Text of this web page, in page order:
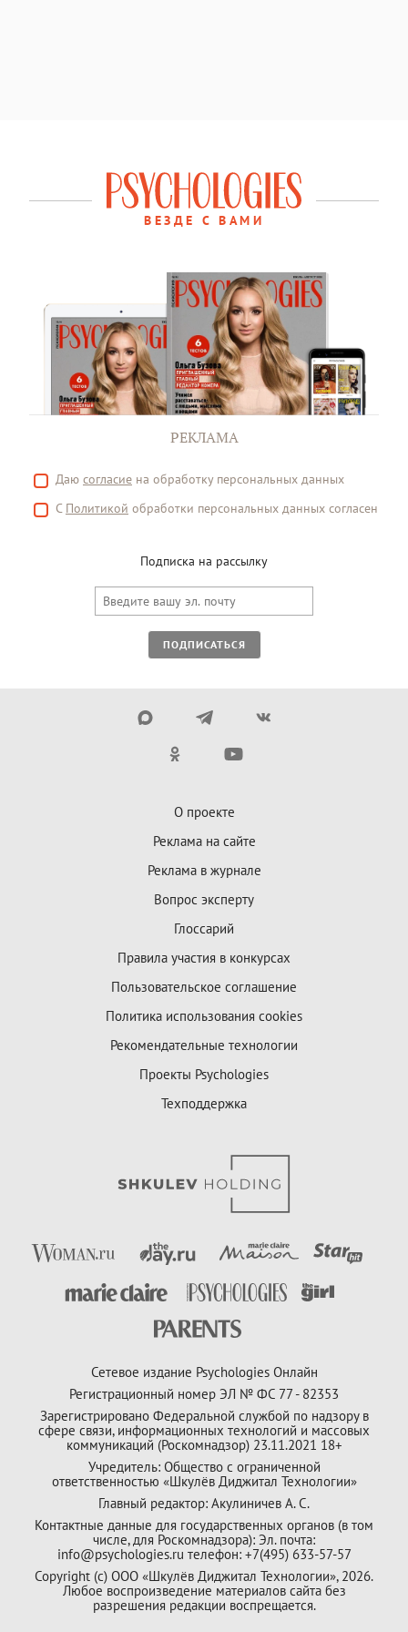
ВЕЗДЕ С ВАМИ
РЕКЛАМА
Даю согласие на обработку персональных данных
С Политикой обработки персональных данных согласен
Подписка на рассылку
ПОДПИСАТЬСЯ
О проекте
Реклама на сайте
Реклама в журнале
Вопрос эксперту
Глоссарий
Правила участия в конкурсах
Пользовательское соглашение
Политика использования cookies
Рекомендательные технологии
Проекты Psychologies
Техподдержка
Сетевое издание Psychologies Онлайн
Регистрационный номер ЭЛ № ФС 77 - 82353
Зарегистрировано Федеральной службой по надзору в
сфере связи, информационных технологий и массовых
коммуникаций (Роскомнадзор) 23.11.2021 18+
Учредитель: Общество с ограниченной
ответственностью «Шкулёв Диджитал Технологии»
Главный редактор: Акулиничев А. С.
Контактные данные для государственных органов (в том
числе, для Роскомнадзора): Эл. почта:
info@psychologies.ru телефон: +7(495) 633-57-57
Copyright (с) ООО «Шкулёв Диджитал Технологии», 2026.
Любое воспроизведение материалов сайта без
разрешения редакции воспрещается.